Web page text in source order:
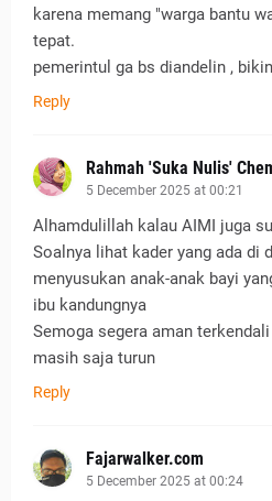
karena memang "warga bantu
tepat.
pemerintul ga bs diandelin ,
Reply
Rahmah 'Suka Nulis'
5 December 2025 at 00:21
Alhamdulillah kalau AIMI juga
Soalnya lihat kader yang ada di
menyusukan anak-anak bayi
ibu kandungnya
Semoga segera aman
masih saja turun
Reply
Fajarwalker.com
5 December 2025 at 00:24